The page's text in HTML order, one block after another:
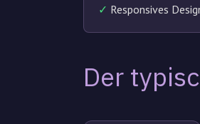
✓ Responsives
Der